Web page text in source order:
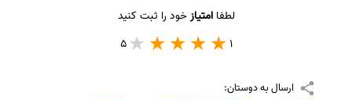
لطفاامتیازخود را ثبت کنید
1
5
ارسال به دوستان: